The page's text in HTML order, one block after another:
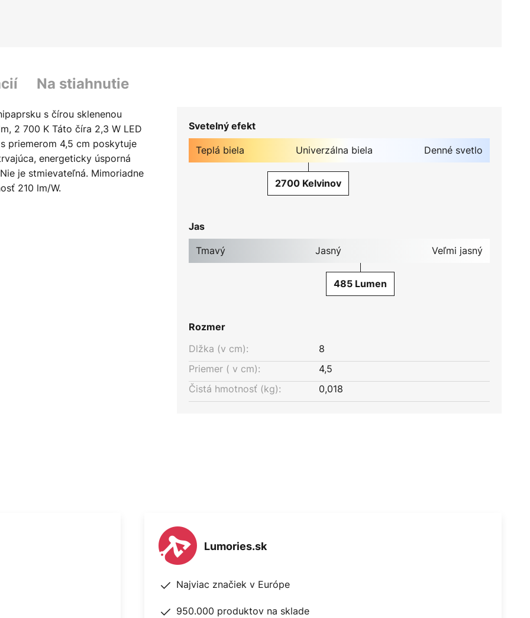
Na stiahnutie
s čírou sklenenou
2 700 K Táto číra 2,3 W LED
priemerom 4,5 cm poskytuje
energeticky úsporná
je stmievateľná. Mimoriadne
210 lm/W.
Svetelný efekt
Teplá biela Univerzálna biela Denné svetlo
2700 Kelvinov
Jas
Tmavý Jasný Veľmi jasný
485 Lumen
Rozmer
Dlžka (v cm):
8
Priemer ( v cm):
4,5
Čistá hmotnosť (kg):
0,018
Lumories.sk
Najviac značiek v Európe
950.000 produktov na sklade